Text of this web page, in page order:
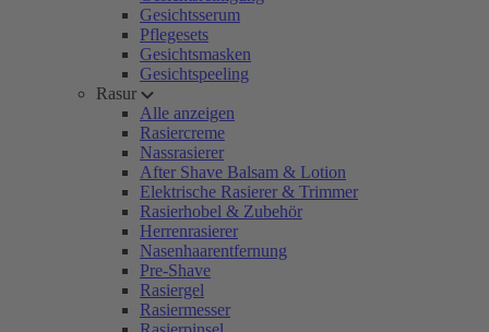
Gesichtsserum
Pflegesets
Gesichtsmasken
Gesichtspeeling
Rasur
Alle anzeigen
Rasiercreme
Nassrasierer
After Shave Balsam & Lotion
Elektrische Rasierer & Trimmer
Rasierhobel & Zubehör
Herrenrasierer
Nasenhaarentfernung
Pre-Shave
Rasiergel
Rasiermesser